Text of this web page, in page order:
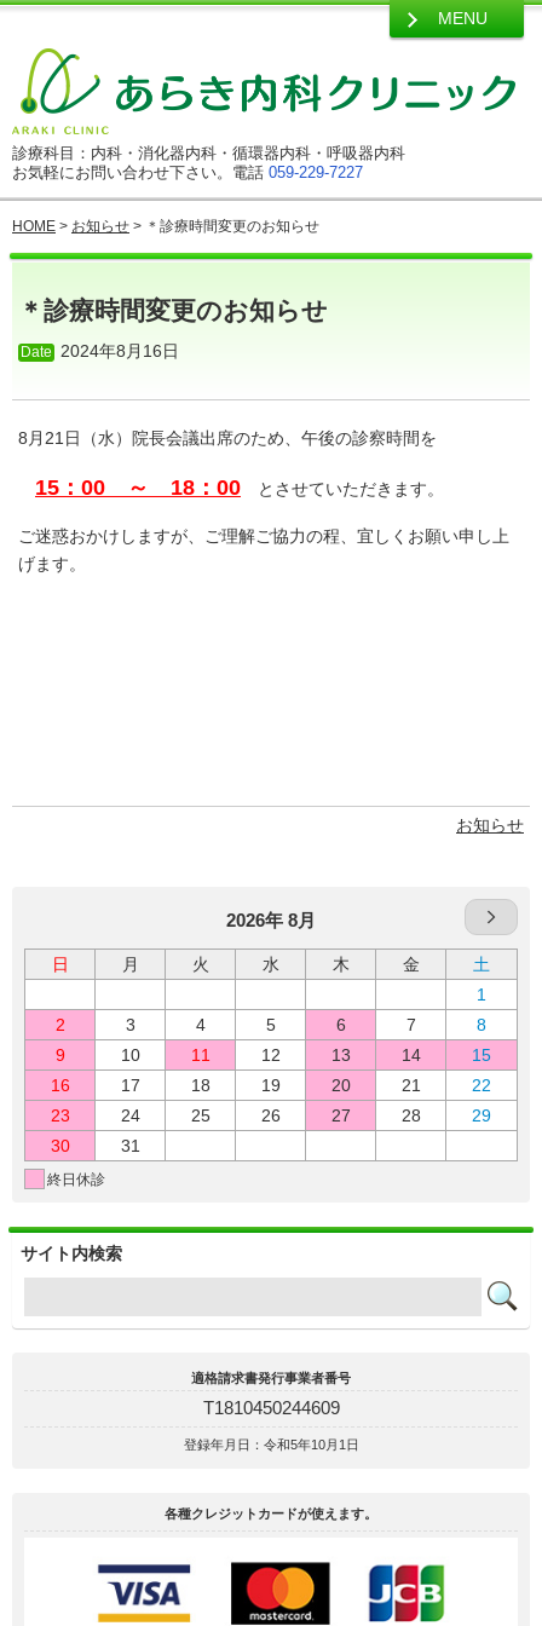
診療科目：内科・消化器内科・循環器内科・呼吸器内科
お気軽にお問い合わせ下さい。電話 059-229-7227
HOME > お知らせ > ＊診療時間変更のお知らせ
＊診療時間変更のお知らせ
2024年8月16日
8月21日（水）院長会議出席のため、午後の診察時間を
15：00 ～ 18：00 とさせていただきます。
ご迷惑おかけしますが、ご理解ご協力の程、宜しくお願い申し上
げます。
お知らせ
MENU
2026年 8月
日 月 火 水 木 金
土
1
2
3 4 5 6 7
8
9
10 11 12 13 14
15
16
17 18 19 20 21
22
23
24 25 26 27 28
29
30
31
終日休診
サイト内検索
適格請求書発行事業者番号
T1810450244609
登録年月日：令和5年10月1日
各種クレジットカードが使えます。